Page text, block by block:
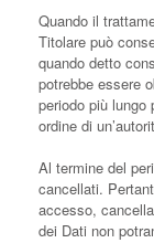
Quando il
Titolare può
quando detto
potrebbe essere
periodo più lungo
ordine di
Al termine del
cancellati.
accesso,
dei Dati non